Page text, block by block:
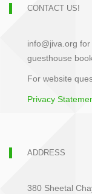
CONTACT US!
info@jiva.org
guesthouse
For website
Privacy
ADDRESS
380 Sheetal